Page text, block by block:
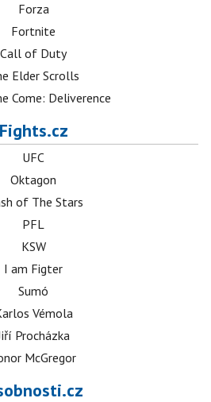
Forza
Fortnite
Call of Duty
Elder Scrolls
Come: Deliverence
Fights.cz
UFC
Oktagon
of The Stars
PFL
KSW
I am Figter
Sumó
Vémola
Procházka
McGregor